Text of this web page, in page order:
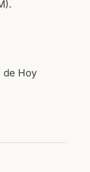
de Hoy